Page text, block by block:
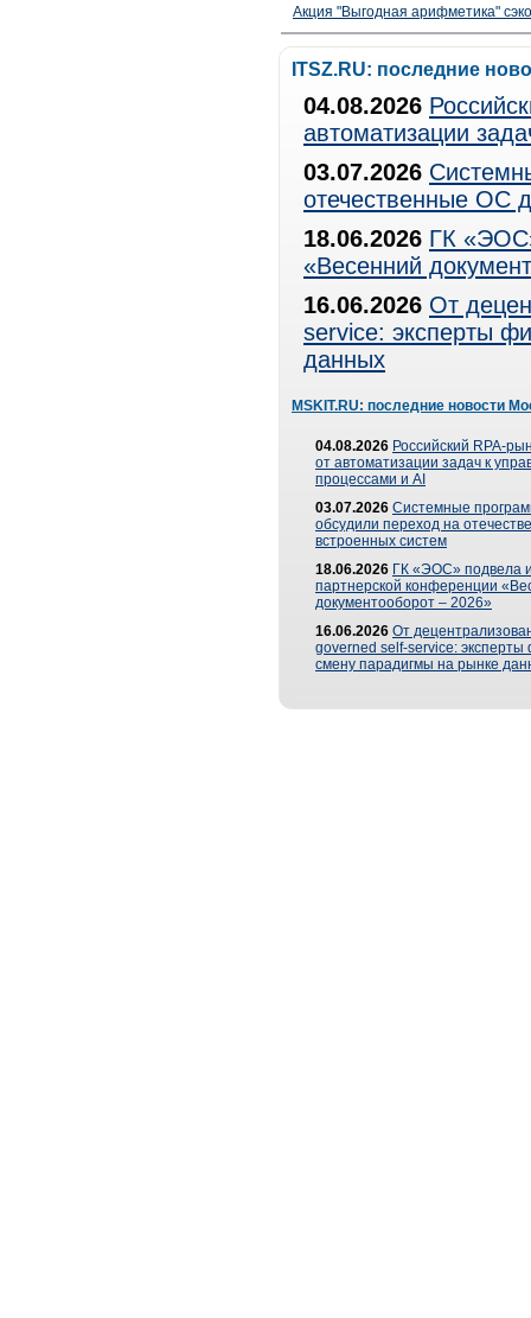
Акция "Выгодная арифметика"
ITSZ.RU: последние
04.08.2026
автоматизации
03.07.2026
отечественные ОС
18.06.2026 ГК
«Весенний
16.06.2026 От
service: эксперты
данных
MSKIT.RU: последние новости
04.08.2026 Российский RPA-
от автоматизации задач к
процессами и AI
03.07.2026 Системные
обсудили переход на
встроенных систем
18.06.2026 ГК «ЭОС» подвела
партнерской конференции
документооборот – 2026»
16.06.2026 От
governed self-service: эксперты
смену парадигмы на рынке